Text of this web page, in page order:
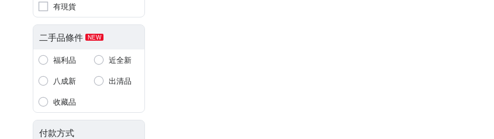
有現貨
二手品條件 NEW
福利品
近全新
八成新
出清品
收藏品
付款方式